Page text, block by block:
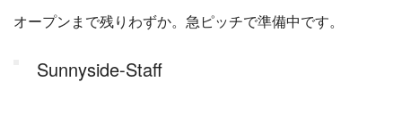
オープンまで残りわずか。急ピッチで準備中です。
Sunnyside-Staff